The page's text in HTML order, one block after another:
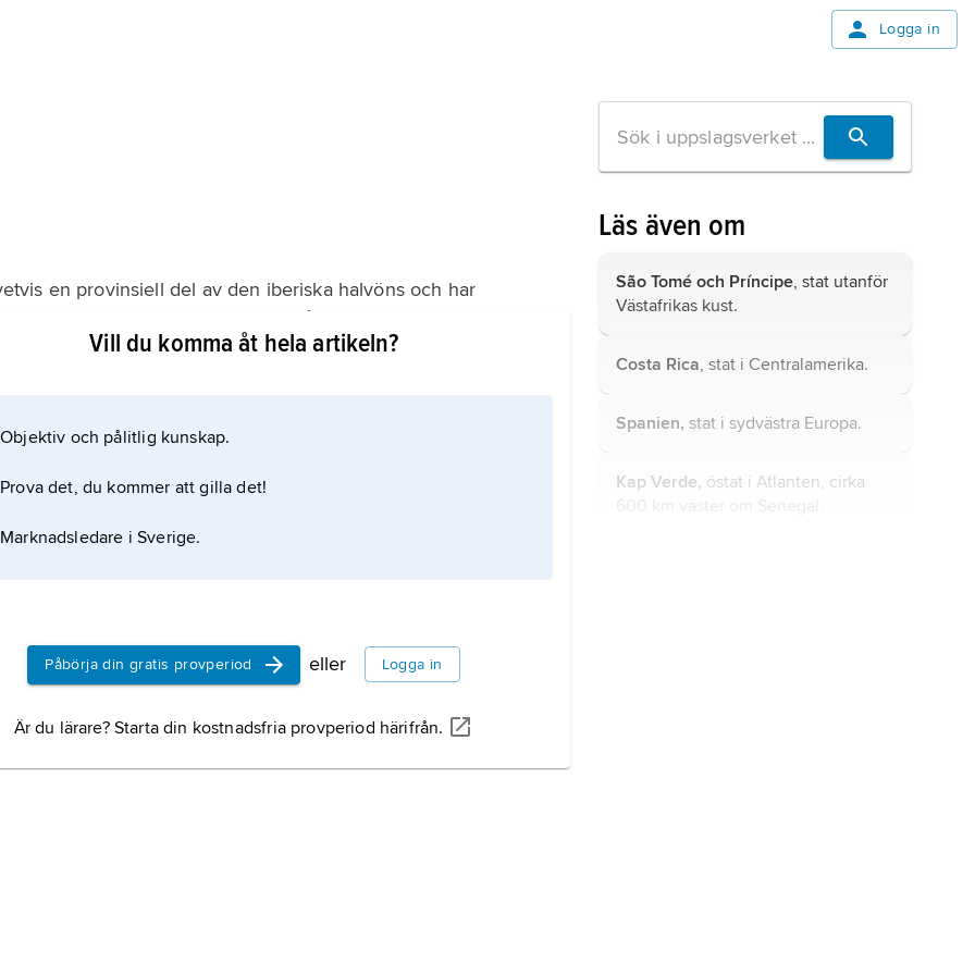
Logga in
en provinsiell del av den iberiska halvöns och har
iberisk och romersk; influenser från
medeltidens moriska (fönsterlösa hus, kvinnor i
vänt sin framsida mot Atlanten, medan berg
Vill du komma åt hela artikeln?
Objektiv och pålitlig kunskap.
Prova det, du kommer att gilla det!
Marknadsledare i Sverige.
Påbörja din gratis provperiod eller Logga in
Är du lärare? Starta din kostnadsfria provperiod härifrån.
Läs även om
São Tomé och Príncipe, stat utanför
Västafrikas kust.
Costa Rica, stat i Centralamerika.
Spanien, stat i sydvästra Europa.
Kap Verde, östat i Atlanten, cirka
600 km väster om Senegal.